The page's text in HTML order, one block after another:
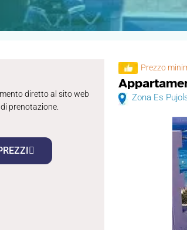
diretto al sito web
prenotazione.
Prezzo
Zona Es